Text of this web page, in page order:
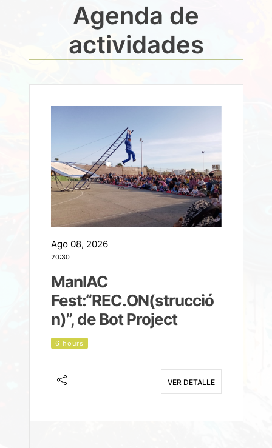
Agenda de
actividades
Ago 08, 2026
20:30
ManIAC
Fest:“REC.ON(strucció
n)”, de Bot Project
6 hours
VER DETALLE